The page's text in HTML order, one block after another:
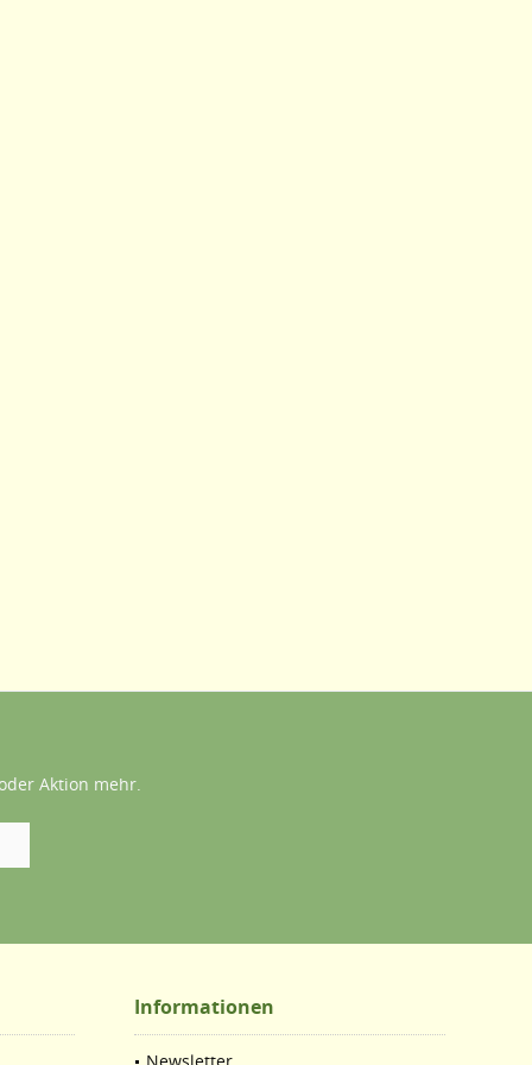
Aktion mehr.
Informationen
Newsletter